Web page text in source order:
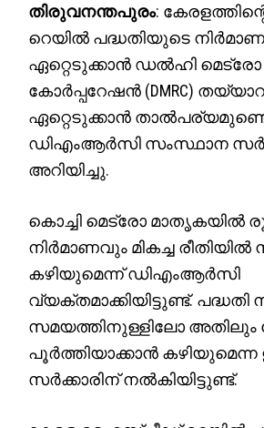
തിരുവനന്തപുരം:
റെയിൽ പദ്ധതിയുടെ
ഏറ്റെടുക്കാൻ ഡൽഹി മെട്രോ
കോർപ്പറേഷൻ (DMRC)
ഏറ്റെടുക്കാൻ
ഡിഎംആർസി സംസ്ഥാന
അറിയിച്ചു.
കൊച്ചി മെട്രോ മാതൃകയിൽ
നിർമാണവും മികച്ച
കഴിയുമെന്ന് ഡിഎംആർസി
വ്യക്തമാക്കിയിട്ടുണ്ട്. പദ്ധതി
സമയത്തിനുള്ളിലോ അതിലും
പൂർത്തിയാക്കാൻ കഴിയുമെന്ന
സർക്കാരിന് നൽകിയിട്ടുണ്ട്.